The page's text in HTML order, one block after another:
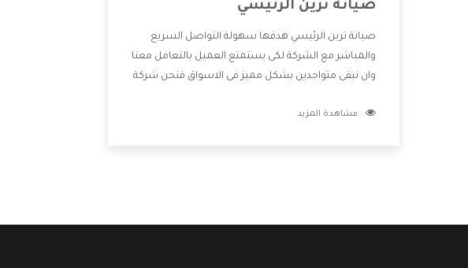
صيانة ترين الرئيسي
صيانة ترين الرئيسي هدفها سهولة التواصل السريع
والمباشر مع الشركة لكى يستمتع العميل بالتعامل معنا
وان نبقى متواجدين بشكل مميز فى الاسواق فنحن شركة
بالخدمات التى تنفرد الشركة بها والتى تكون منها خدمة
مشاهدة المزيد